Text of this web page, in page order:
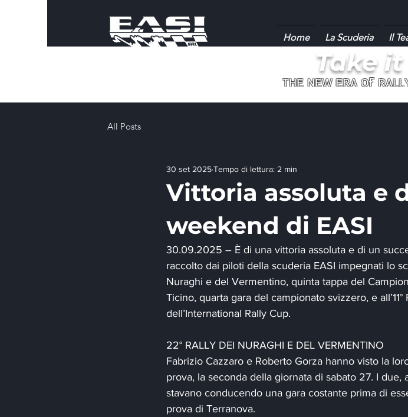
Home La Scuderia Il
Take it
ᴛʜᴇ ɴᴇᴡ ᴇʀᴀ ᴏғ
All Posts
Vittoria assoluta e
weekend di EASI
30 set 2025Tempo di lettura: 2 min
30.09.2025 – È di una vittoria assoluta e di un
raccolto dai piloti della scuderia EASI impegnati lo
Nuraghi e del Vermentino, quinta tappa del
Ticino, quarta gara del campionato svizzero, e
dell’International Rally Cup.
22° RALLY DEI NURAGHI E DEL VERMENTINO
Fabrizio Cazzaro e Roberto Gorza hanno visto la
prova, la seconda della giornata di sabato 27. I
stavano conducendo una gara costante prima di
prova di Terranova.